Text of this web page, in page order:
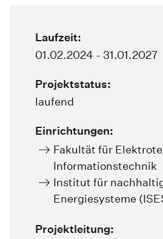
Laufzeit:
01.02.2024 - 31.01.2027
Projektstatus:
laufend
Einrichtungen:
Fakultät für
Informationstechnik
Institut für
Energiesysteme
Projektleitung: